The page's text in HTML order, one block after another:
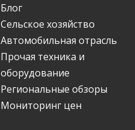
Блог
Сельское хозяйство
Автомобильная отрасль
Прочая техника и
оборудование
Региональные обзоры
Мониторинг цен